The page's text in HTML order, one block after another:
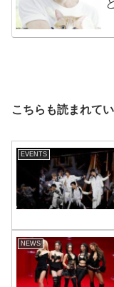
こちらも読まれてい
EVENTS
NEWS